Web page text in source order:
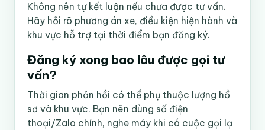
Không nên tự kết luận nếu chưa được tư vấn.
Hãy hỏi rõ phương án xe, điều kiện hiện hành và
khu vực hỗ trợ tại thời điểm bạn đăng ký.
Đăng ký xong bao lâu được gọi tư
vấn?
Thời gian phản hồi có thể phụ thuộc lượng hồ
sơ và khu vực. Bạn nên dùng số điện
thoại/Zalo chính, nghe máy khi có cuộc gọi lạ